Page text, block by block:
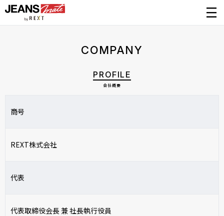
COMPANY
PROFILE
会社概要
商号
REXT株式会社
代表
代表取締役会長 兼 社長執行役員